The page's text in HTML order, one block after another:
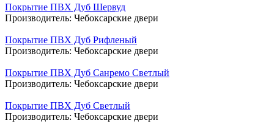
Покрытие ПВХ Дуб Шервуд
Производитель: Чебоксарские двери
Покрытие ПВХ Дуб Рифленый
Производитель: Чебоксарские двери
Покрытие ПВХ Дуб Санремо Светлый
Производитель: Чебоксарские двери
Покрытие ПВХ Дуб Светлый
Производитель: Чебоксарские двери